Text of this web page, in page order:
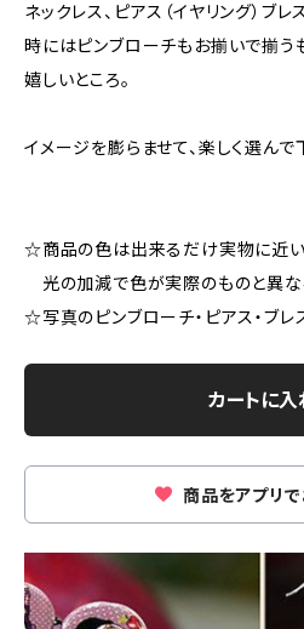
ネックレス、ピアス（イヤリング）ブレ
時にはピンブローチもお揃いで揃う
嬉しいところ。
イメージを膨らませて、楽しく選んで
☆商品の色は出来るだけ実物に近い
光の加減で色が実際のものと異な
☆写真のピンブローチ・ピアス・ブレ
カートに入
商品をアプリ